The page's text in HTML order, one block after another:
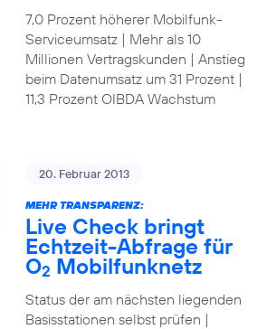
7,0 Prozent höherer Mobilfunk-
Serviceumsatz | Mehr als 10
Millionen Vertragskunden | Anstieg
beim Datenumsatz um 31 Prozent |
11,3 Prozent OIBDA Wachstum
20. Februar 2013
MEHR TRANSPARENZ:
Live Check bringt
Echtzeit-Abfrage für
O2 Mobilfunknetz
Status der am nächsten liegenden
Basisstationen selbst prüfen |